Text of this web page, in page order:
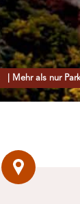
| Mehr als nur